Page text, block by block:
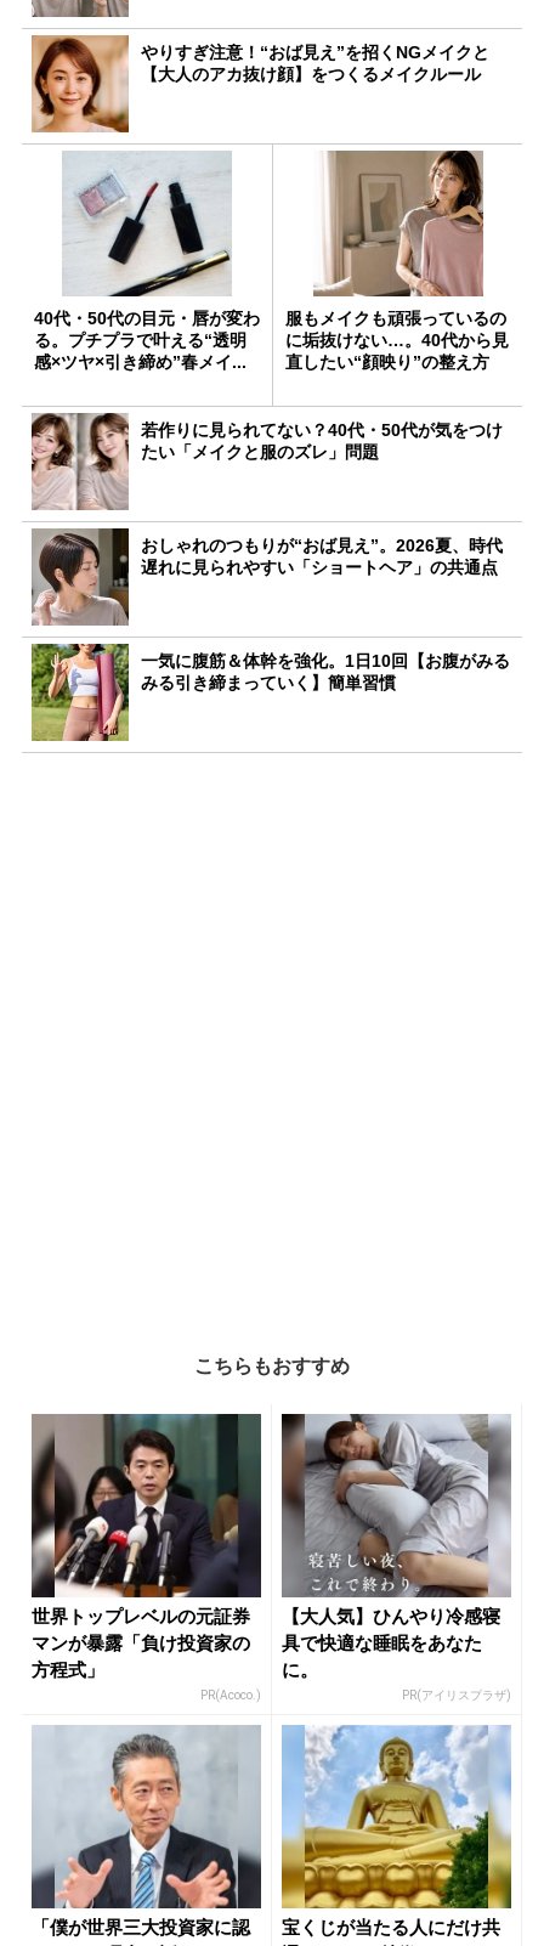
やりすぎ注意！“おば見え”を招くNGメイクと
【大人のアカ抜け顔】をつくるメイクルール
40代・50代の目元・唇が変わ
る。プチプラで叶える“透明
感×ツヤ×引き締め”春メイ...
服もメイクも頑張っているの
に垢抜けない…。40代から見
直したい“顔映り”の整え方
若作りに見られてない？40代・50代が気をつけ
たい「メイクと服のズレ」問題
おしゃれのつもりが“おば見え”。2026夏、時代
遅れに見られやすい「ショートヘア」の共通点
一気に腹筋＆体幹を強化。1日10回【お腹がみる
みる引き締まっていく】簡単習慣
こちらもおすすめ
世界トップレベルの元証券
マンが暴露「負け投資家の
方程式」
PR(Acoco.)
【大人気】ひんやり冷感寝
具で快適な睡眠をあなた
に。
PR(アイリスプラザ)
「僕が世界三大投資家に認
宝くじが当たる人にだけ共